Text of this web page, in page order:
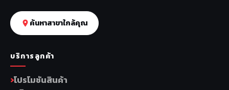
ค้นหาสาขาใกล้คุณ
บริการลูกค้า
โปรโมชันสินค้า